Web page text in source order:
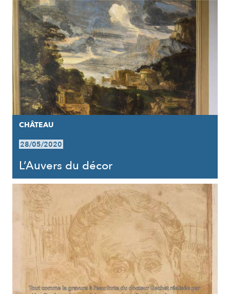
CHÂTEAU
28/05/2020
L’Auvers du décor